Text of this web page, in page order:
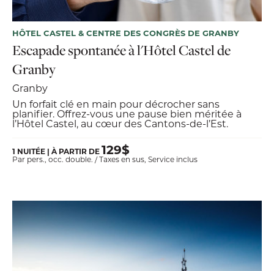
HÔTEL CASTEL & CENTRE DES CONGRÈS DE GRANBY
Escapade spontanée à l'Hôtel Castel de
Granby
Granby
Un forfait clé en main pour décrocher sans
planifier. Offrez-vous une pause bien méritée à
l’Hôtel Castel, au cœur des Cantons-de-l’Est.
1 NUITÉE | À PARTIR DE129$
Par pers., occ. double. / Taxes en sus, Service inclus